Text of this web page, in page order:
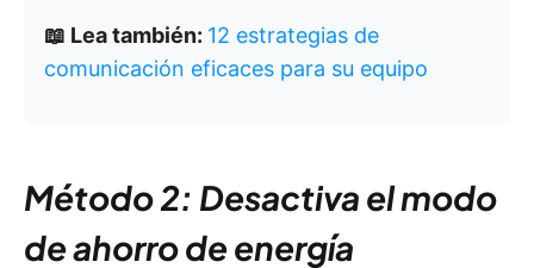
📖 Lea también: 12 estrategias de
comunicación eficaces para su equipo
Método 2: Desactiva el modo
de ahorro de energía